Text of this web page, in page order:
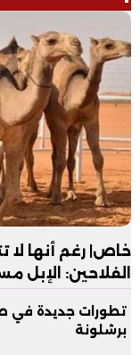
الفلاحين: الإبل
تطورات جديدة في
برشلونة